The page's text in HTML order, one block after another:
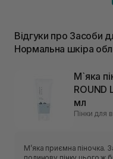
Відгуки про Засоби
Нормальна шкіра
М`яка
ROUND
мл
Пінки для
Мʼяка приємна піночка.